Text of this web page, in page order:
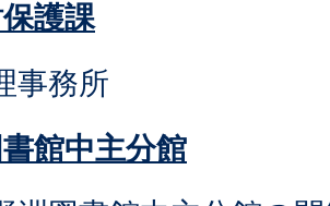
護課
事務所
館中主分館